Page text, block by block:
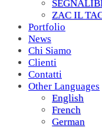
ZAC IL
Portfolio
News
Chi Siamo
Clienti
Contatti
Other Languages
English
French
German